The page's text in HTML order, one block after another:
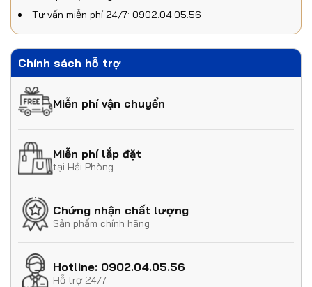
Tư vấn miễn phí 24/7: 0902.04.05.56
Chính sách hỗ trợ
Miễn phí vận chuyển
Miễn phí lắp đặt
tại Hải Phòng
Chứng nhận chất lượng
Sản phẩm chính hãng
Hotline: 0902.04.05.56
Hỗ trợ 24/7